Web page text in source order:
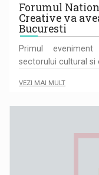
Forumul
Creative va
Bucuresti
Primul
sectorului cultural si
VEZI MAI MULT